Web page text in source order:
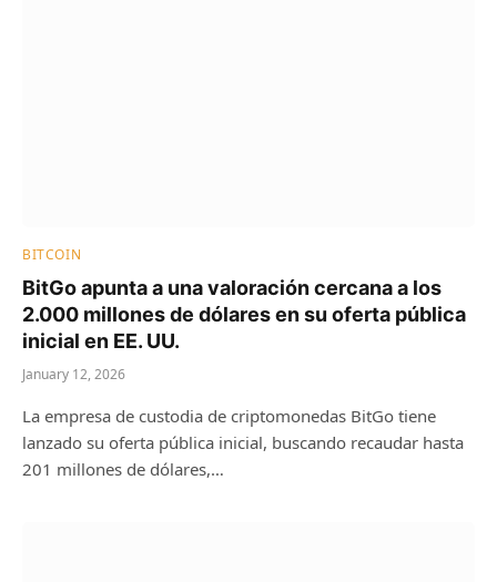
BITCOIN
BitGo apunta a una valoración cercana a los
2.000 millones de dólares en su oferta pública
inicial en EE. UU.
January 12, 2026
La empresa de custodia de criptomonedas BitGo tiene
lanzado su oferta pública inicial, buscando recaudar hasta
201 millones de dólares,…